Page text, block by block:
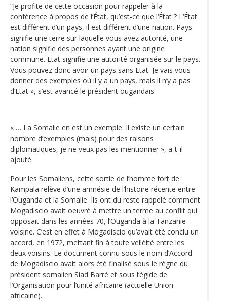
“Je profite de cette occasion pour rappeler à la
conférence à propos de l‘État, qu’est-ce que l‘État ? L‘État
est différent d’un pays, il est différent d’une nation. Pays
signifie une terre sur laquelle vous avez autorité, une
nation signifie des personnes ayant une origine
commune. Etat signifie une autorité organisée sur le pays.
Vous pouvez donc avoir un pays sans Etat. Je vais vous
donner des exemples où il y a un pays, mais il n’y a pas
d’Etat », s’est avancé le président ougandais.
« … La Somalie en est un exemple. Il existe un certain
nombre d’exemples (mais) pour des raisons
diplomatiques, je ne veux pas les mentionner », a-t-il
ajouté.
Pour les Somaliens, cette sortie de l’homme fort de
Kampala relève d’une amnésie de l’histoire récente entre
l’Ouganda et la Somalie. Ils ont du reste rappelé comment
Mogadiscio avait oeuvré à mettre un terme au conflit qui
opposait dans les années 70, l’Ouganda à la Tanzanie
voisine. C’est en effet à Mogadiscio qu’avait été conclu un
accord, en 1972, mettant fin à toute velléité entre les
deux voisins. Le document connu sous le nom d’Accord
de Mogadiscio avait alors été finalisé sous le règne du
président somalien Siad Barré et sous l‘égide de
l’Organisation pour l’unité africaine (actuelle Union
africaine).